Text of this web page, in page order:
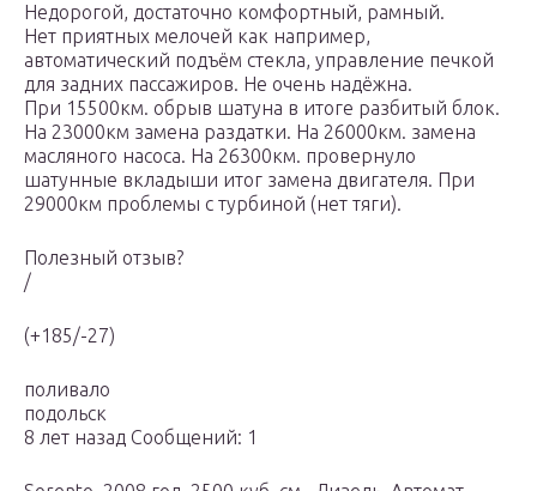
Недорогой, достаточно комфортный, рамный.
Нет приятных мелочей как например,
автоматический подъём стекла, управление печкой
для задних пассажиров. Не очень надёжна.
При 15500км. обрыв шатуна в итоге разбитый блок.
На 23000км замена раздатки. На 26000км. замена
масляного насоса. На 26300км. провернуло
шатунные вкладыши итог замена двигателя. При
29000км проблемы с турбиной (нет тяги).
Полезный отзыв?
/
(+185/-27)
поливало
подольск
8 лет назад Сообщений: 1